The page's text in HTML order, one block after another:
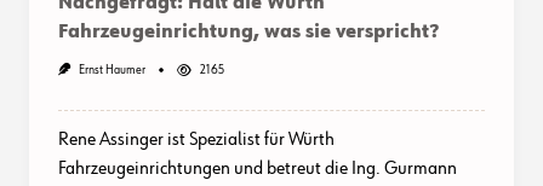
Fahrzeugeinrichtung, was sie verspricht?
Ernst Haumer 2165
Rene Assinger ist Spezialist für Würth
Fahrzeugeinrichtungen und betreut die Ing. Gurmann